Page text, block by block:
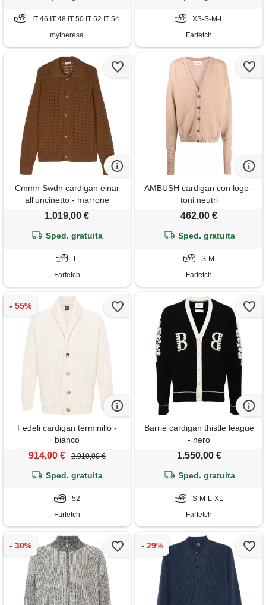
IT 46 IT 48 IT 50 IT 52 IT 54
mytheresa
XS-S-M-L
Farfetch
Cmmn Swdn cardigan einar
all'uncinetto - marrone
1.019,00 €
Sped. gratuita
L
Farfetch
AMBUSH cardigan con logo -
toni neutri
462,00 €
Sped. gratuita
S-M
Farfetch
Fedeli cardigan terminillo -
bianco
914,00 € 2.010,00 €
Sped. gratuita
52
Farfetch
Barrie cardigan thistle league
- nero
1.550,00 €
Sped. gratuita
S-M-L-XL
Farfetch